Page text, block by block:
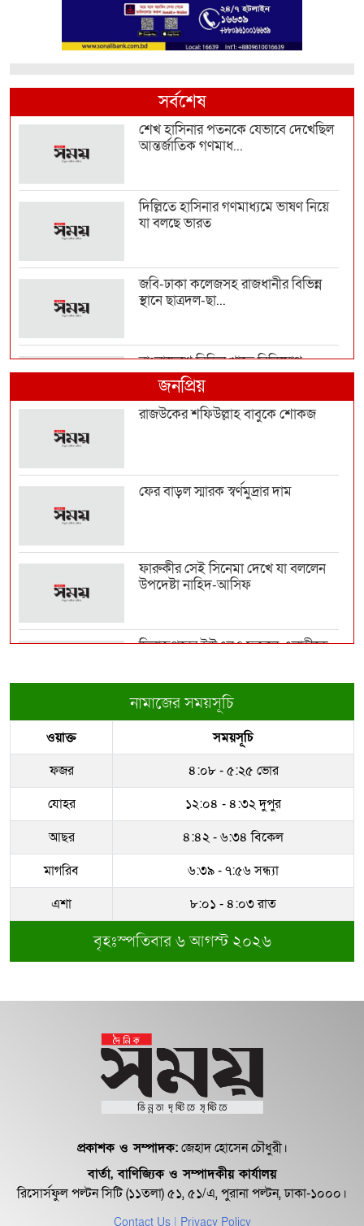
সর্বশেষ
শেখ হাসিনার পতনকে যেভাবে দেখেছিল
আন্তর্জাতিক গণমাধ...
দিল্লিতে হাসিনার গণমাধ্যমে ভাষণ নিয়ে
যা বলছে ভারত
জবি-ঢাকা কলেজসহ রাজধানীর বিভিন্ন
স্থানে ছাত্রদল-ছা...
বাংলাদেশে বিভিন্ন খাতে বিনিয়োগ
বাড়াতে চায় সৌদি আরব
খিলগাঁও-গোড়ান ও মালিবাগের ত্রাস
জুলাইয়ে
প্রশংসায় ভাসছেন সেনাপ্রধান
রাশিয়া-ইউক্রেনের পাল্টাপাল্টি হামলায়
একদিনে নিহত ২...
জনপ্রিয়
রাজউকের শফিউল্লাহ বাবুকে শোকজ
ফের বাড়ল স্মারক স্বর্ণমুদ্রার দাম
ফারুকীর সেই সিনেমা দেখে যা বললেন
উপদেষ্টা নাহিদ-আসিফ
দিনাজপুরের ইউএনও ফজলে এলাহীকে
রাজউকের ইমারত পরিদর্শক বাপ্পিকে
জোন-৮ এ বদলী
ধরাকে সরা জ্ঞান করেন উমেদার রানা
সম্পদের পাহাড় গড়েছেন নকল নবিশ
আতাউর রহমান
অবশেষে বরখাস্ত রাজউকের শফিউল্লাহ
১৮ জুলাই সব মোবাইল গ্রাহকরা পাবেন
১ জিবি ফ্রি ইন্টারনেট
শেরে বাংলা বালিকা মহাবিদ্যালয়ে ‘নিয়ম
নামাজের সময়সূচি
ওয়াক্ত
সময়সূচি
ফজর
৪:০৮ - ৫:২৫ ভোর
যোহর
১২:০৪ - ৪:৩২ দুপুর
আছর
৪:৪২ - ৬:৩৪ বিকেল
মাগরিব
৬:৩৯ - ৭:৫৬ সন্ধ্যা
এশা
৮:০১ - ৪:০৩ রাত
বৃহঃস্পতিবার ৬ আগস্ট ২০২৬
প্রকাশক ও সম্পাদক:জেহাদ হোসেন চৌধুরী।
বার্তা, বাণিজ্যিক ও সম্পাদকীয় কার্যালয়
রিসোর্সফুল পল্টন সিটি (১১তলা) ৫১, ৫১/এ, পুরানা পল্টন, ঢাকা-১০০০।
Contact Us | Privacy Policy